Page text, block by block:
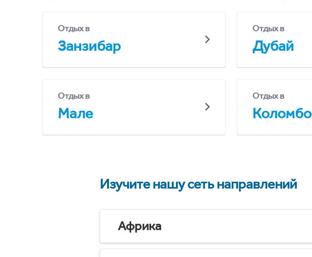
Отдых в
Занзибар
Отдых в
Дубай
Отдых в
Мале
Отдых в
Коломбо
Изучите нашу сеть направлений
Африка